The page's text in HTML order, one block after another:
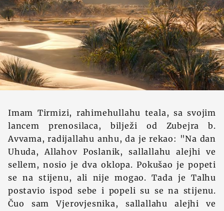
Imam Tirmizi, rahimehullahu teala, sa svojim
lancem prenosilaca, bilježi od Zubejra b.
Avvama, radijallahu anhu, da je rekao: "Na dan
Uhuda, Allahov Poslanik, sallallahu alejhi ve
sellem, nosio je dva oklopa. Pokušao je popeti
se na stijenu, ali nije mogao. Tada je Talhu
postavio ispod sebe i popeli su se na stijenu.
Čuo sam Vjerovjesnika, sallallahu alejhi ve